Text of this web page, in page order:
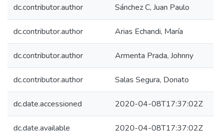
dc.contributor.author Sánchez C, Juan Paulo
dc.contributor.author Arias Echandi, María
dc.contributor.author Armenta Prada, Johnny
dc.contributor.author Salas Segura, Donato
dc.date.accessioned 2020-04-08T17:37:02Z
dc.date.available 2020-04-08T17:37:02Z